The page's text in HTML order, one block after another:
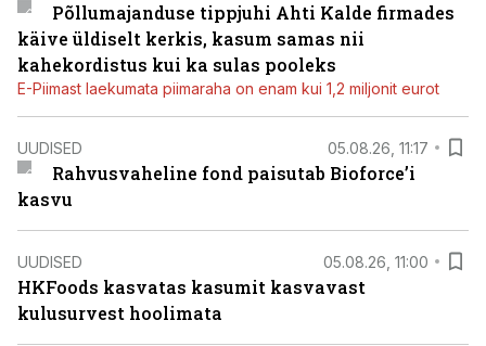
Põllumajanduse tippjuhi Ahti Kalde firmades
käive üldiselt kerkis, kasum samas nii
kahekordistus kui ka sulas pooleks
E-Piimast laekumata piimaraha on enam kui 1,2 miljonit eurot
UUDISED 05.08.26, 11:17
Rahvusvaheline fond paisutab Bioforce’i
kasvu
UUDISED 05.08.26, 11:00
HKFoods kasvatas kasumit kasvavast
kulusurvest hoolimata